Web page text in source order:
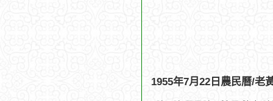
1955年7月22日農民曆/老